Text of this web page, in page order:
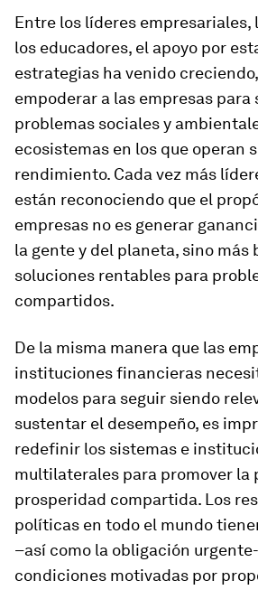
Entre los líderes empresariales,
los educadores, el apoyo por
estrategias ha venido
empoderar a las empresas para
problemas sociales y
ecosistemas en los que operan
rendimiento. Cada vez más
están reconociendo que el
empresas no es generar
la gente y del planeta, sino más
soluciones rentables para
compartidos.
De la misma manera que las
instituciones financieras
modelos para seguir siendo
sustentar el desempeño, es
redefinir los sistemas e
multilaterales para promover la
prosperidad compartida. Los
políticas en todo el mundo
–así como la obligación
condiciones motivadas por